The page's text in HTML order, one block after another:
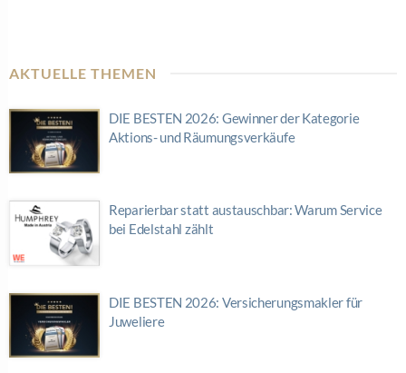
AKTUELLE THEMEN
DIE BESTEN 2026: Gewinner der Kategorie
Aktions- und Räumungsverkäufe
Reparierbar statt austauschbar: Warum Service
bei Edelstahl zählt
DIE BESTEN 2026: Versicherungsmakler für
Juweliere